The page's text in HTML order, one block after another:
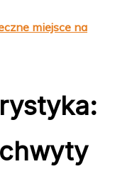
miejsce na